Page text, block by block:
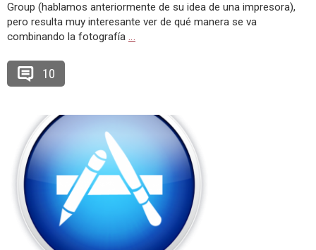
Group (hablamos anteriormente de su idea de una impresora),
pero resulta muy interesante ver de qué manera se va
combinando la fotografía …
10